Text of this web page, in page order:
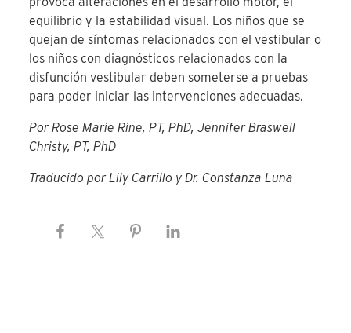
equilibrio y la estabilidad visual. Los niños que se
quejan de síntomas relacionados con el vestibular o
los niños con diagnósticos relacionados con la
disfunción vestibular deben someterse a pruebas
para poder iniciar las intervenciones adecuadas.
Por Rose Marie Rine, PT, PhD, Jennifer Braswell
Christy, PT, PhD
Traducido por Lily Carrillo y Dr. Constanza Luna